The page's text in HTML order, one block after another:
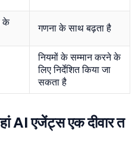
के
गणना के साथ बढ़ता है
नियमों के सम्मान करने के
लिए निर्देशित किया जा
सकता है
AI एजेंट्स एक दीवार त